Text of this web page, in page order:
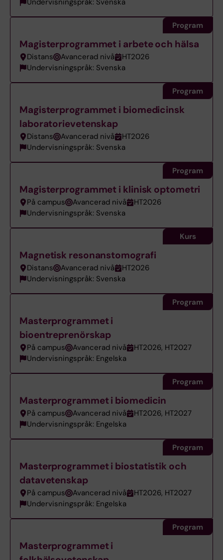
Undervisningspråk: Svenska
Magisterprogrammet i arbete och hälsa
Distans Avancerad nivå
HT2026
Undervisningspråk: Svenska
Program
Magisterprogrammet i biomedicinsk
laboratorievetenskap
Distans Avancerad nivå
HT2026
Undervisningspråk: Svenska
Program
Magisterprogrammet i klinisk optometri
På campus Avancerad nivå
HT2026
Undervisningspråk: Svenska
Program
Magnetisk resonanstomografi
Distans Avancerad nivå
HT2026
Undervisningspråk: Svenska
Kurs
Masterprogrammet i
bioentreprenörskap
På campus Avancerad nivå
HT2026, HT2027
Undervisningspråk: Engelska
Program
Masterprogrammet i biomedicin
På campus Avancerad nivå
HT2026, HT2027
Undervisningspråk: Engelska
Program
Masterprogrammet i biostatistik och
datavetenskap
På campus Avancerad nivå
HT2026, HT2027
Undervisningspråk: Engelska
Program
Masterprogrammet i
Program